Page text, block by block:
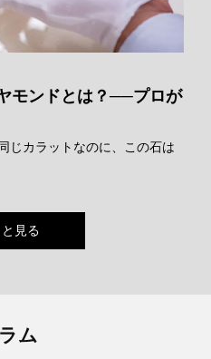
モンドとは？──プロが
じカラットなのに、この石は
と見る
ム